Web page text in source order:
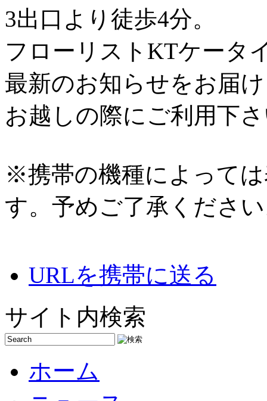
3出口より徒歩4分。
フローリストKTケータ
最新のお知らせをお届
お越しの際にご利用下
※携帯の機種によって
す。予めご了承くださ
URLを携帯に送る
サイト内検索
ホーム